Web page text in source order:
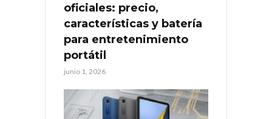
oficiales: precio,
características y batería
para entretenimiento
portátil
junio 1, 2026